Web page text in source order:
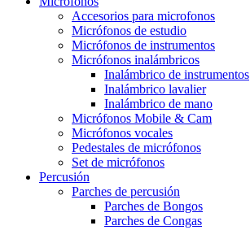
Accesorios para microfonos
Micrófonos de estudio
Micrófonos de instrumentos
Micrófonos inalámbricos
Inalámbrico de instrumentos
Inalámbrico lavalier
Inalámbrico de mano
Micrófonos Mobile & Cam
Micrófonos vocales
Pedestales de micrófonos
Set de micrófonos
Percusión
Parches de percusión
Parches de Bongos
Parches de Congas